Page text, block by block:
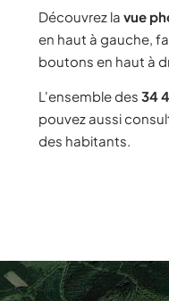
Découvrez la vue
en haut à gauche,
boutons en haut à
L'ensemble des 34
pouvez aussi
des habitants.